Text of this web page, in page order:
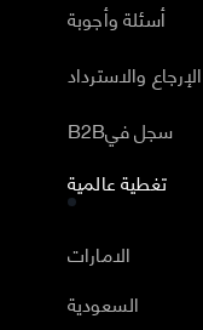
أسئلة وأجوبة
الإرجاع والاسترداد
B2Bسجل في
تغطية عالمية
الامارات
السعودية